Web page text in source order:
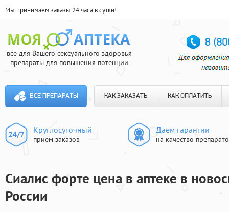
Мы принимаем заказы 24 часа в сутки!
все для Вашего сексуального здоровья
препараты для повышения потенции
ВСЕ ПРЕПАРАТЫ КАК ЗАКАЗАТЬ КАК ОПЛАТИТЬ
Круглосуточный
прием заказов
Даем гарантии
на качество
Сиалис форте цена в аптеке в
России